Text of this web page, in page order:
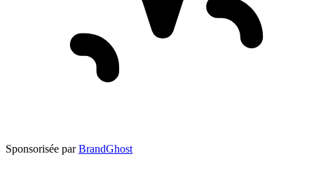
Sponsorisée par BrandGhost